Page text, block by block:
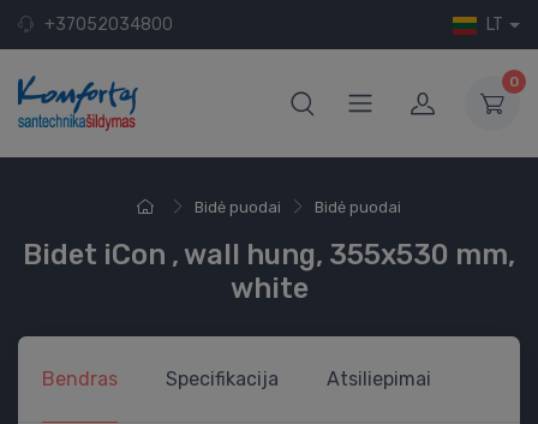
+37052034800 LT
0
Bidė puodai Bidė puodai
Bidet iCon , wall hung, 355x530 mm,
white
Bendras Specifikacija Atsiliepimai